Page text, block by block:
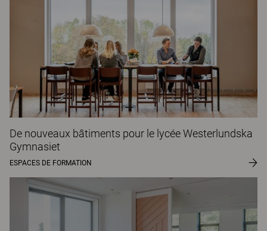
De nouveaux bâtiments pour le lycée Westerlundska
Gymnasiet
ESPACES DE FORMATION